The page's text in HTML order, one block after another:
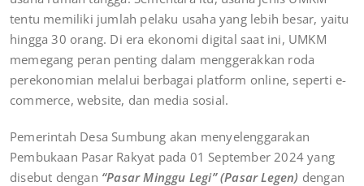
tentu memiliki jumlah pelaku usaha yang lebih besar, yaitu
hingga 30 orang. Di era ekonomi digital saat ini, UMKM
memegang peran penting dalam menggerakkan roda
perekonomian melalui berbagai platform online, seperti e-
commerce, website, dan media sosial.
Pemerintah Desa Sumbung akan menyelenggarakan
Pembukaan Pasar Rakyat pada 01 September 2024 yang
disebut dengan “Pasar Minggu Legi” (Pasar Legen) dengan